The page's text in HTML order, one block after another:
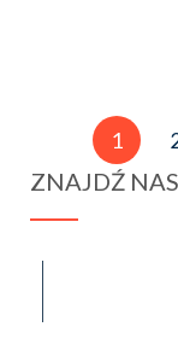
Stronicowanie
1
ZNAJDŹ NAS